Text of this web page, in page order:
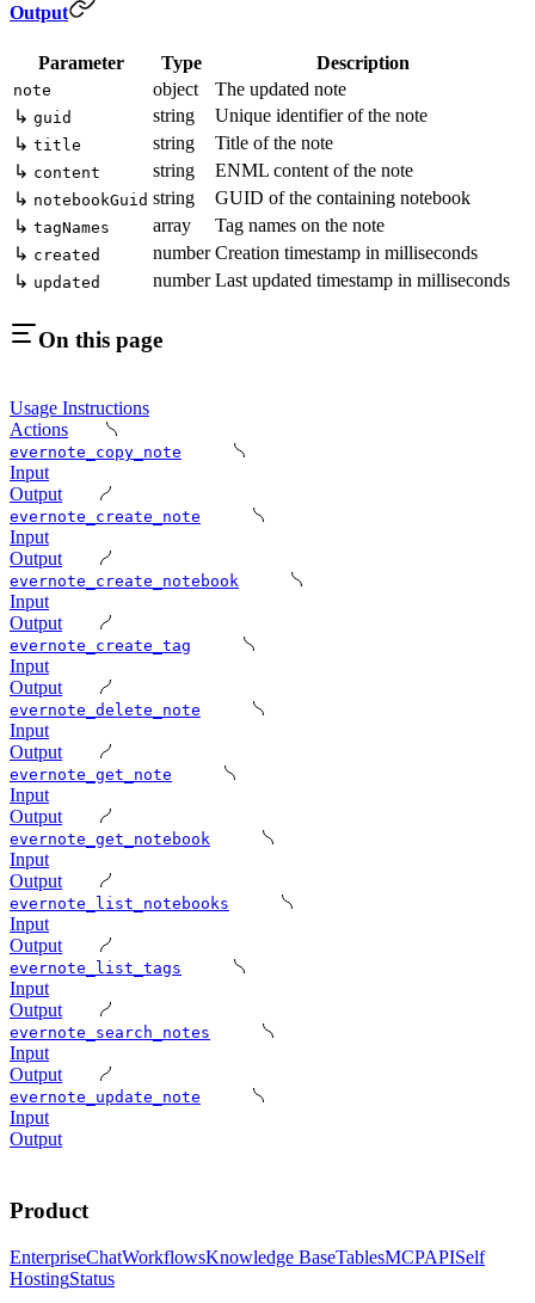
Output
Parameter Type Description
note object
The updated note
↳ guid string
Unique identifier of the note
↳ title string
Title of the note
↳ content string
ENML content of the note
↳ notebookGuid string
GUID of the containing notebook
↳ tagNames array
Tag names on the note
↳ created number Creation timestamp in milliseconds
↳ updated number Last updated timestamp in milliseconds
On this page
Usage Instructions
Actions
evernote_copy_note
Input
Output
evernote_create_note
Input
Output
evernote_create_notebook
Input
Output
evernote_create_tag
Input
Output
evernote_delete_note
Input
Output
evernote_get_note
Input
Output
evernote_get_notebook
Input
Output
evernote_list_notebooks
Input
Output
evernote_list_tags
Input
Output
evernote_search_notes
Input
Output
evernote_update_note
Input
Output
Product
EnterpriseChatWorkflowsKnowledge BaseTablesMCPAPISelf
HostingStatus